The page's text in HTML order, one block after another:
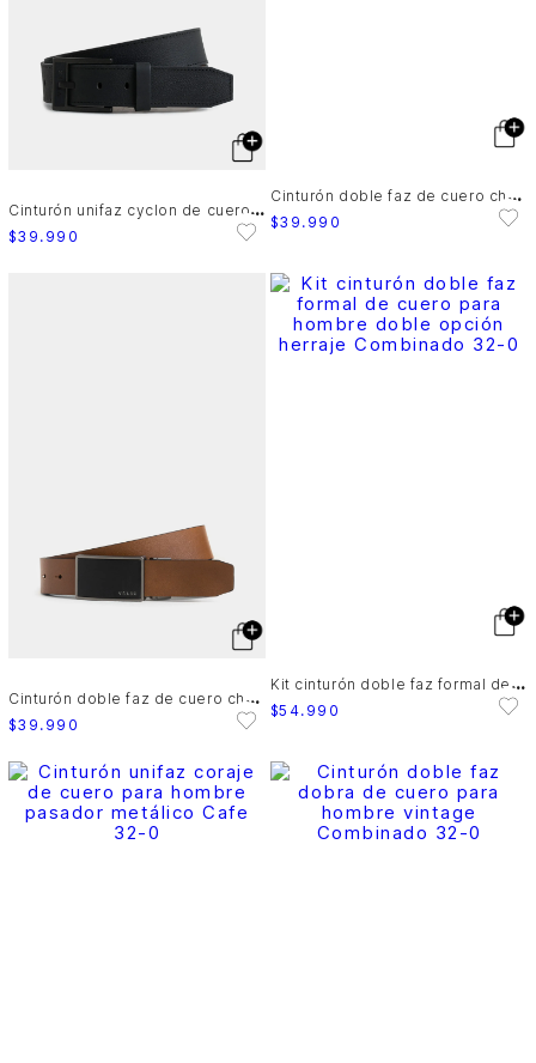
C
inturón unifaz cyclon de cuero para hombre punta trapecio
$39 . 990
C
inturón doble faz de cuero chapa
$39 . 990
C
inturón doble faz de cuero chapa
$39 . 990
K
it cinturón doble faz formal de cuero para hombre doble opción herraje
$54. 990